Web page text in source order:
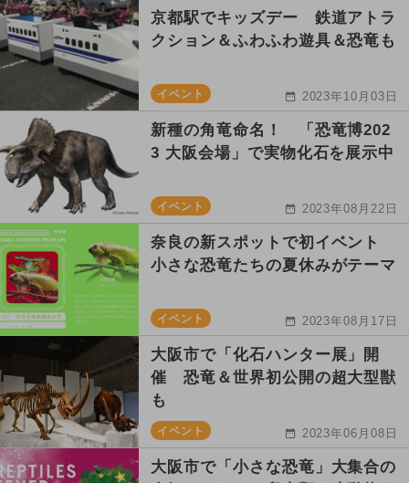
京都駅でキッズデー 鉄道アトラ
クション＆ふわふわ遊具＆恐竜も
イベント 2023年10月03日
新種の角竜命名！ 「恐竜博202
3 大阪会場」で実物化石を展示中
イベント 2023年08月22日
奈良の新スポットで初イベント
小さな恐竜たちの夏休みがテーマ
イベント 2023年08月17日
大阪市で「化石ハンター展」開
催 恐竜＆世界初公開の超大型獣
も
イベント 2023年06月08日
大阪市で「小さな恐竜」大集合の